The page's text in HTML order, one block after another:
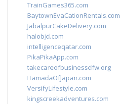
TrainGames365.com
BaytownEvaCationRentals.com
JabalpurCakeDelivery.com
halobjd.com
intelligenceqatar.com
PikaPikaApp.com
takecareofbusinessdfw.org
HamadaOfJapan.com
VersifyLifestyle.com
kingscreekadventures.com